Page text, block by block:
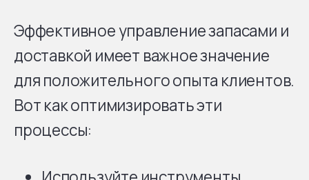
Эффективное управление запасами и
доставкой имеет важное значение
для положительного опыта клиентов.
Вот как оптимизировать эти
процессы: